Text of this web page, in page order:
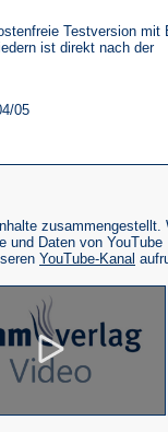
neuen
Tab)
Testversion mit
ist direkt nach der
05
zusammengestellt.
und Daten von YouTube
YouTube-Kanal